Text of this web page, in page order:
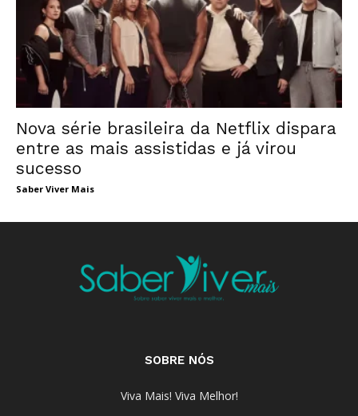
Nova série brasileira da Netflix dispara
entre as mais assistidas e já virou
sucesso
Saber Viver Mais
SOBRE NÓS
Viva Mais! Viva Melhor!